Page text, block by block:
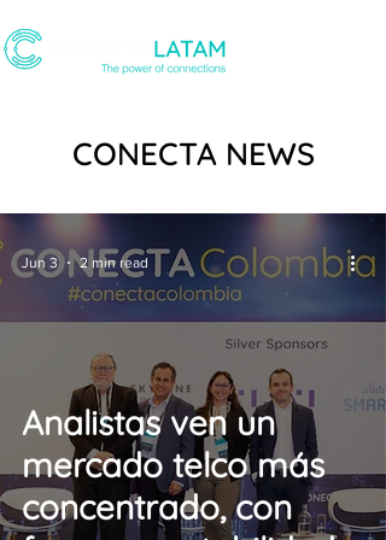
CONECTA NEWS
Analistas ven un
mercado telco más
concentrado, con
Jun 3 2 min read